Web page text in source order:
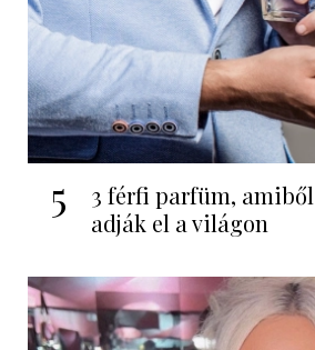
5
3 férfi parfüm,
adják el a világon